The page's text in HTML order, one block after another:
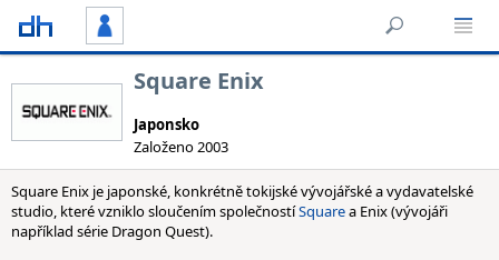
Square Enix
Japonsko
Založeno 2003
Square Enix je japonské, konkrétně tokijské vývojářské a vydavatelské
studio, které vzniklo sloučením společnostíSquarea Enix (vývojáři
například série Dragon Quest).